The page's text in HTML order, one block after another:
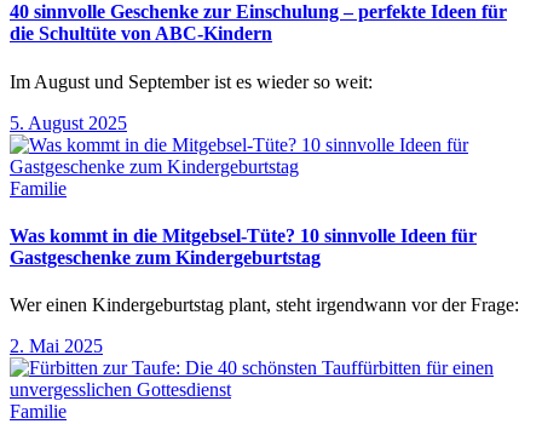
40 sinnvolle Geschenke zur Einschulung – perfekte Ideen für
die Schultüte von ABC-Kindern
Im August und September ist es wieder so weit:
5. August 2025
Familie
Was kommt in die Mitgebsel-Tüte? 10 sinnvolle Ideen für
Gastgeschenke zum Kindergeburtstag
Wer einen Kindergeburtstag plant, steht irgendwann vor der Frage:
2. Mai 2025
Familie